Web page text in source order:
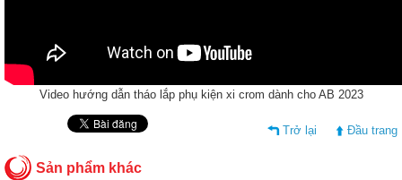
Video hướng dẫn tháo lắp phụ kiện xi crom dành cho AB 2023
Trở lại Đầu trang
Sản phẩm khác